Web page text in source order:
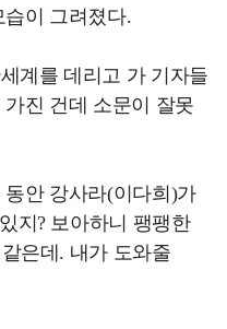
이 그려졌다.
계를 데리고 가 기자들
진 건데 소문이 잘못
안 강사라(이다희)가
지? 보아하니 팽팽한
은데. 내가 도와줄